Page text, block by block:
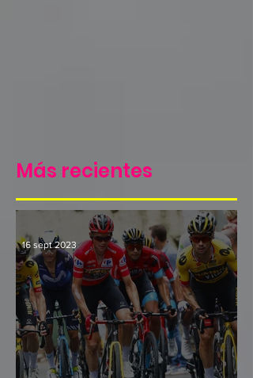
Más recientes
16 sept 2023